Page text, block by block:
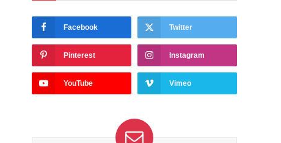
Facebook Twitter
Pinterest Instagram
YouTube Vimeo